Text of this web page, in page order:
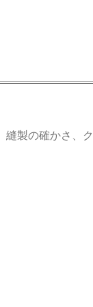
製の確かさ、